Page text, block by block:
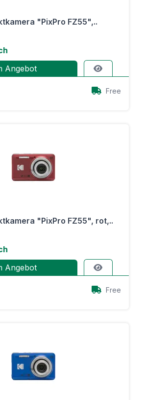
"PixPro FZ55",..
Angebot
Free
"PixPro FZ55", rot,..
Angebot
Free